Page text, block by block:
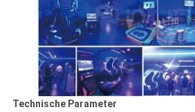
Technische Parameter